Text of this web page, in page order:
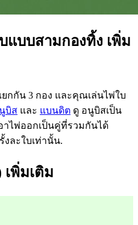
แบบสามกองทิ้ง เพิ่ม
กกัน 3 กอง และคุณเล่นไพ่ใบ
บิส และ แบนดิต ดู อนูบิสเป็น
ไพ่ออกเป็นคู่ที่รวมกันได้
ละใบเท่านั้น.
พิ่มเติม